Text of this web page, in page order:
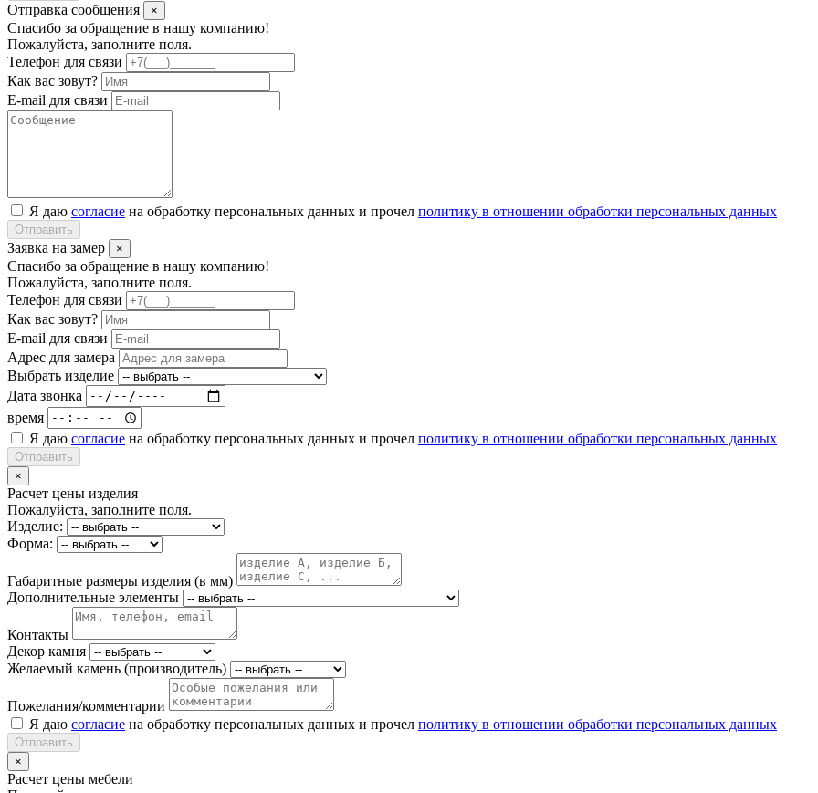
Отправка сообщения ×
Спасибо за обращение в нашу компанию!
Пожалуйста, заполните поля.
Телефон для связи
Как вас зовут?
E-mail для связи
Я даю согласие на обработку персональных данных и прочел политику в отношении обработки персональных данных
Отправить
Заявка на замер ×
Спасибо за обращение в нашу компанию!
Пожалуйста, заполните поля.
Телефон для связи
Как вас зовут?
E-mail для связи
Адрес для замера
Выбрать изделие
Дата звонка
время
Я даю согласие на обработку персональных данных и прочел политику в отношении обработки персональных данных
Отправить
×
Расчет цены изделия
Пожалуйста, заполните поля.
Изделие:
Форма:
Габаритные размеры изделия (в мм)
Дополнительные элементы
Контакты
Декор камня
Желаемый камень (производитель)
Пожелания/комментарии
Я даю согласие на обработку персональных данных и прочел политику в отношении обработки персональных данных
Отправить
×
Расчет цены мебели